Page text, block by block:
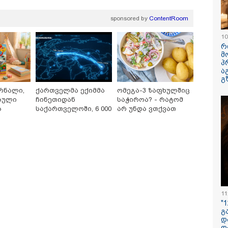
"ლაზარეს
იბრძოლა,
უშვებდა…
წერს
დედა-
sponsored by ContentRoom
ქართველმა ექიმმა
ჩინეთიდან
საქართველოში, 6 000
ომეგა-3 ზაფხულშიც
საჭიროა? - რატომ
არ უნდა ვთქვათ